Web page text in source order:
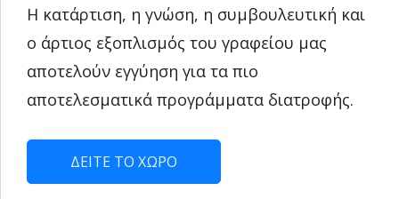
Η κατάρτιση, η γνώση, η συμβουλευτική και
ο άρτιος εξοπλισμός του γραφείου μας
αποτελούν εγγύηση για τα πιο
αποτελεσματικά προγράμματα διατροφής.
ΔΕΙΤΕ ΤΟ ΧΩΡΟ